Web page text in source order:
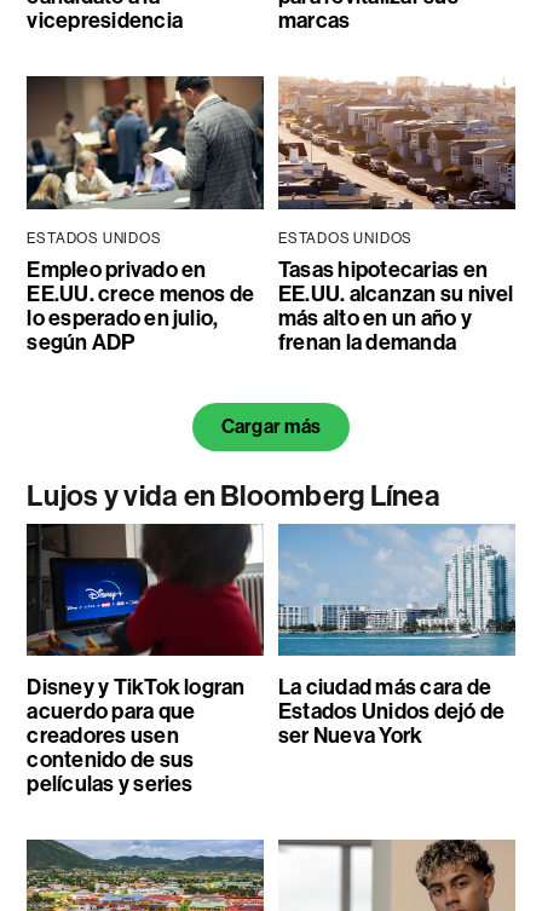
vicepresidencia
marcas
ESTADOS UNIDOS
Empleo privado en
EE.UU. crece menos de
lo esperado en julio,
según ADP
ESTADOS UNIDOS
Tasas hipotecarias en
EE.UU. alcanzan su nivel
más alto en un año y
frenan la demanda
Cargar más
Lujos y vida en Bloomberg Línea
Disney y TikTok logran
acuerdo para que
creadores usen
contenido de sus
películas y series
La ciudad más cara de
Estados Unidos dejó de
ser Nueva York